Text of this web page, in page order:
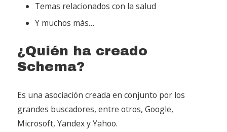
Temas relacionados con la salud
Y muchos más…
¿Quién ha creado
Schema?
Es una asociación creada en conjunto por los
grandes buscadores, entre otros, Google,
Microsoft, Yandex y Yahoo.